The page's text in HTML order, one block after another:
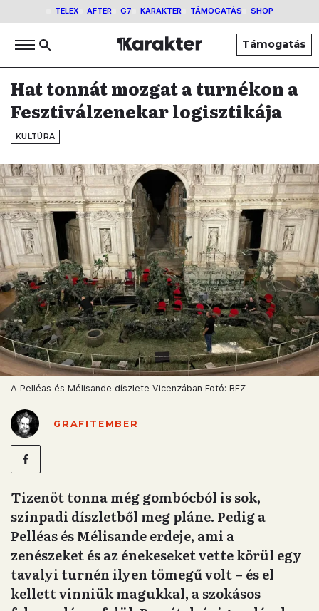
TELEX AFTER G7 KARAKTER TÁMOGATÁS SHOP
Támogatás
Hat tonnát mozgat a turnékon a
Fesztiválzenekar logisztikája
KULTÚRA
A Pelléas és Mélisande díszlete Vicenzában Fotó: BFZ
GRAFITEMBER
Tizenöt tonna még gombócból is sok,
színpadi díszletből meg pláne. Pedig a
Pelléas és Mélisande erdeje, ami a
zenészeket és az énekeseket vette körül egy
tavalyi turnén ilyen tömegű volt – és el
kellett vinniük magukkal, a szokásos